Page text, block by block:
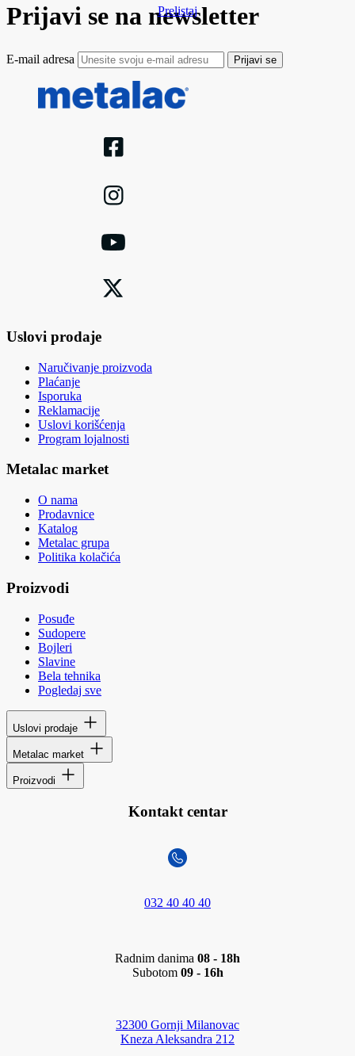
Prelistaj
Prijavi se na newsletter
E-mail adresa Prijavi se
Uslovi prodaje
Naručivanje proizvoda
Plaćanje
Isporuka
Reklamacije
Uslovi korišćenja
Program lojalnosti
Metalac market
O nama
Prodavnice
Katalog
Metalac grupa
Politika kolačića
Proizvodi
Posuđe
Sudopere
Bojleri
Slavine
Bela tehnika
Pogledaj sve
Uslovi prodaje
Metalac market
Proizvodi
Kontakt centar
032 40 40 40
Radnim danima 08 - 18h
Subotom 09 - 16h
32300 Gornji Milanovac
Kneza Aleksandra 212